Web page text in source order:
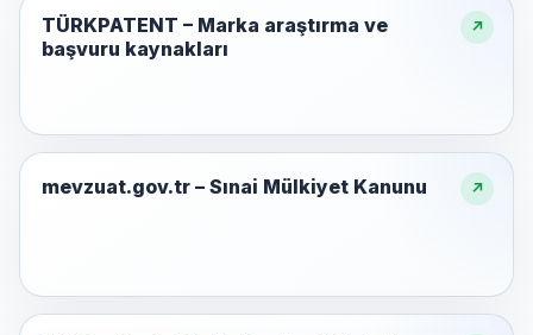
TÜRKPATENT – Marka araştırma ve
başvuru kaynakları
mevzuat.gov.tr – Sınai Mülkiyet Kanunu